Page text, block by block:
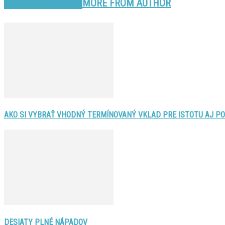
MORE FROM AUTHOR
AKO SI VYBRAŤ VHODNÝ TERMÍNOVANÝ VKLAD PRE ISTOTU AJ
DESIATY PLNÉ NÁPADOV